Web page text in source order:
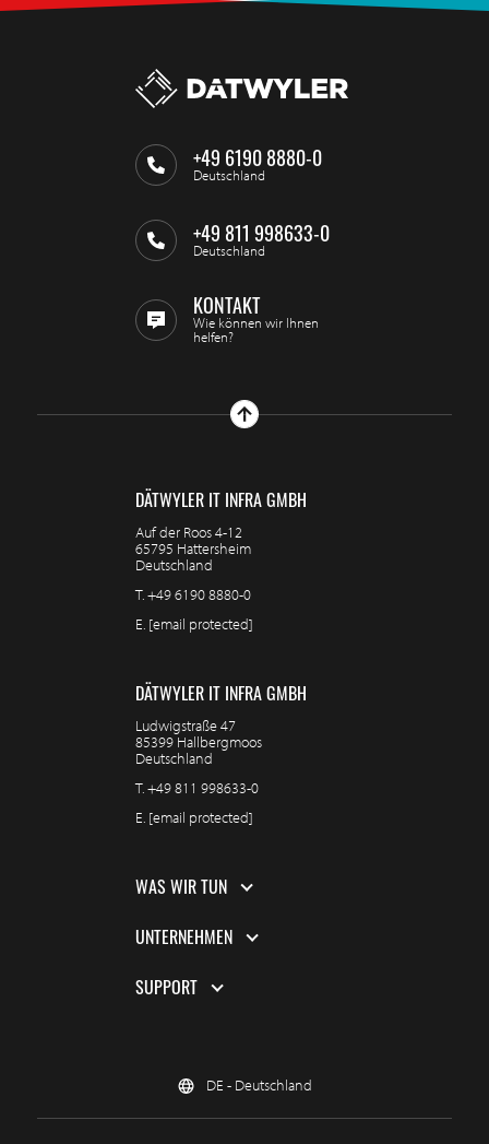
+49 6190 8880-0
Deutschland
+49 811 998633-0
Deutschland
KONTAKT
Wie können wir Ihnen
helfen?
DÄTWYLER IT INFRA GMBH
Auf der Roos 4-12
65795 Hattersheim
Deutschland
T.+49 6190 8880-0
E. [email protected]
DÄTWYLER IT INFRA GMBH
Ludwigstraße 47
85399 Hallbergmoos
Deutschland
T.+49 811 998633-0
E. [email protected]
WAS WIR TUN
UNTERNEHMEN
SUPPORT
DE - Deutschland